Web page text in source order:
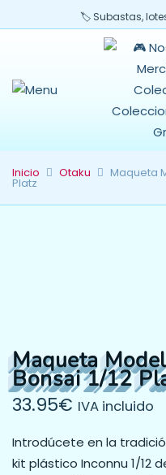
🏷️ Subastas,
Inicio Otaku Maqueta
Platz
Maqueta
Bonsai 1/12
33.95€ IVA incluido
Introdúcete en la
kit plástico Inconnu 1/12